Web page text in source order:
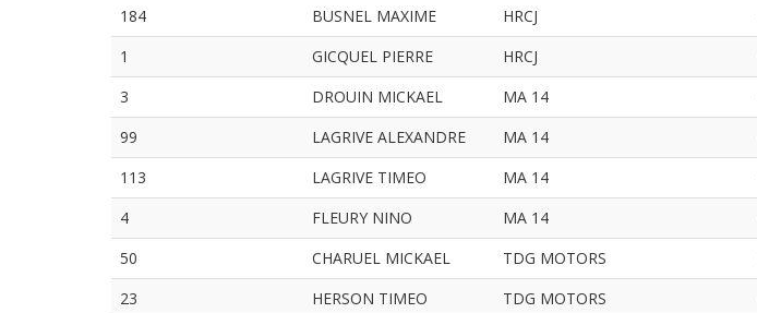
184
BUSNEL MAXIME HRCJ
1
GICQUEL PIERRE HRCJ
3
DROUIN MICKAEL MA 14
99
LAGRIVE ALEXANDRE MA 14
113
LAGRIVE TIMEO MA 14
4
FLEURY NINO MA 14
50
CHARUEL MICKAEL TDG MOTORS
23
HERSON TIMEO TDG MOTORS